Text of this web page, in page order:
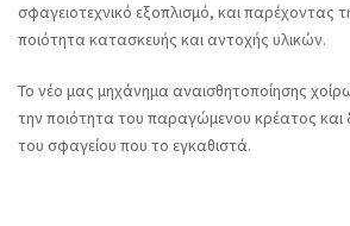
σφαγειοτεχνικό εξοπλισμό, και παρέχοντας
ποιότητα κατασκευής και αντοχής υλικών.
Το νέο μας μηχάνημα αναισθητοποίησης
την ποιότητα του παραγώμενου κρέατος και
του σφαγείου που το εγκαθιστά.